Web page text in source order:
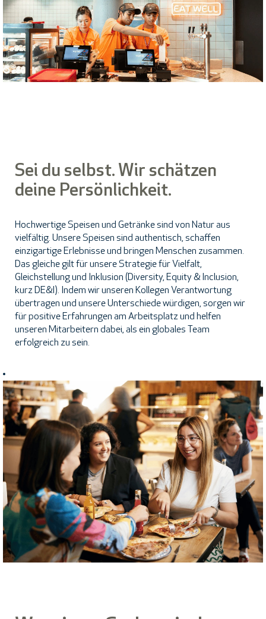
Sei du selbst. Wir schätzen
deine Persönlichkeit.
Hochwertige Speisen und Getränke sind von Natur aus
vielfältig. Unsere Speisen sind authentisch, schaffen
einzigartige Erlebnisse und bringen Menschen zusammen.
Das gleiche gilt für unsere Strategie für Vielfalt,
Gleichstellung und Inklusion (Diversity, Equity & Inclusion,
kurz DE&I). Indem wir unseren Kollegen Verantwortung
übertragen und unsere Unterschiede würdigen, sorgen wir
für positive Erfahrungen am Arbeitsplatz und helfen
unseren Mitarbeitern dabei, als ein globales Team
erfolgreich zu sein.